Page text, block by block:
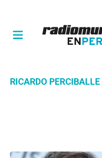
RICARDO PERCIBALLE